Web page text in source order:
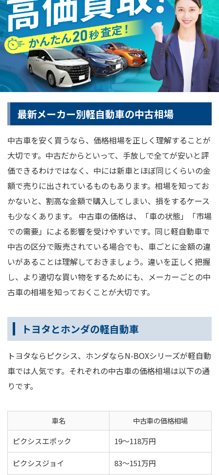
最新メーカー別軽自動車の中古相場
中古車を安く買うなら、価格相場を正しく理解することが
大切です。中古だからといって、手放しで全てが安いと評
価できるわけではなく、中には新車とほぼ同じくらいの金
額で売りに出されているものもあります。相場を知ってお
かないと、割高な金額で購入してしまい、損をするケース
も少なくあります。 中古車の価格は、「車の状態」「市場
での需要」による影響を受けやすいです。同じ軽自動車で
中古の区分で販売されている場合でも、車ごとに金額の違
いがあることは理解しておきましょう。違いを正しく把握
し、より適切な買い物をするためにも、メーカーごとの中
古車の相場を知っておくことが大切です。
トヨタとホンダの軽自動車
トヨタならピクシス、ホンダならN-BOXシリーズが軽自動
車では人気です。それぞれの中古車の価格相場は以下の通
りです。
車名
中古車の価格相場
ピクシスエポック
19～118万円
ピクシスジョイ 83～151万円